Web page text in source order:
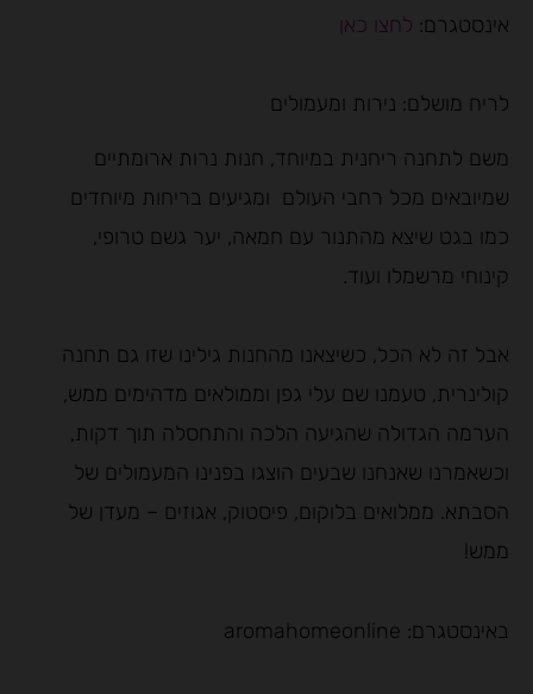
אינסטגרם: לחצו כאן
לריח מושלם: נירות ומעמולים
משם לתחנה ריחנית במיוחד, חנות נרות ארומתיים
שמיובאים מכל רחבי העולם ומגיעים בריחות מיוחדים
כמו בגט שיצא מהתנור עם חמאה, יער גשם טרופי,
קינוחי מרשמלו ועוד.
אבל זה לא הכל, כשיצאנו מהחנות גילינו שזו גם תחנה
קולינרית, טעמנו שם עלי גפן וממולאים מדהימים ממש,
הערמה הגדולה שהגיעה הלכה והתחסלה תוך דקות,
וכשאמרנו שאנחנו שבעים הוצגו בפנינו המעמולים של
הסבתא. ממלואים בלוקום, פיסטוק, אגוזים – מעדן של
ממש!
באינסטגרם: aromahomeonline